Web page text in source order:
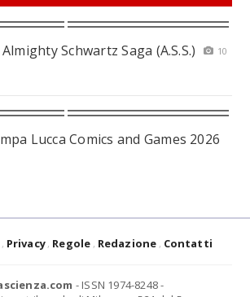
Schwartz Saga (A.S.S.)
10
Lucca Comics and Games 2026
Privacy Regole Redazione Contatti
- ISSN 1974-8248 -